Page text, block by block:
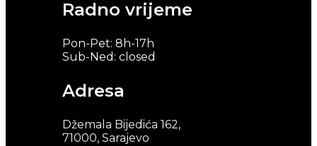
Radno vrijeme
Pon-Pet: 8h-17h
Sub-Ned: closed
Adresa
Džemala Bijedića 162,
71000, Sarajevo